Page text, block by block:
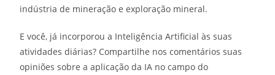
indústria de mineração e exploração mineral.
E você, já incorporou a Inteligência Artificial às suas
atividades diárias? Compartilhe nos comentários suas
opiniões sobre a aplicação da IA no campo do